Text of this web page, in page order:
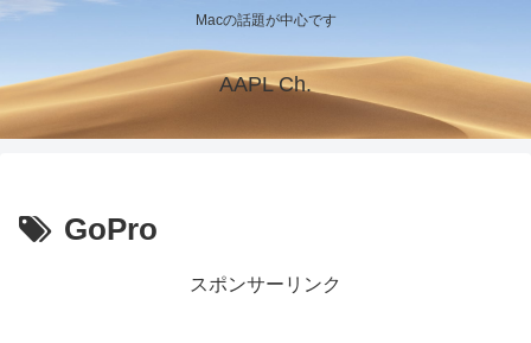
Macの話題が中心です
AAPL Ch.
GoPro
スポンサーリンク